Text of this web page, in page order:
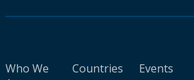
Who We
Countries
Events